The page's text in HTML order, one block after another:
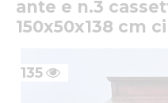
ante e n.3
150x50x138 cm
135